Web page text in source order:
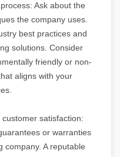
Ask about the
the company uses.
best practices and
solutions. Consider
friendly or non-
aligns with your
satisfaction:
or warranties
company. A reputable